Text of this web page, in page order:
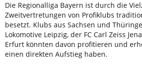
Die Regionalliga Bayern ist durch die
Zweitvertretungen von Profiklubs
besetzt. Klubs aus Sachsen und
Lokomotive Leipzig, der FC Carl Zeiss
Erfurt könnten davon profitieren und
einen direkten Aufstieg haben.